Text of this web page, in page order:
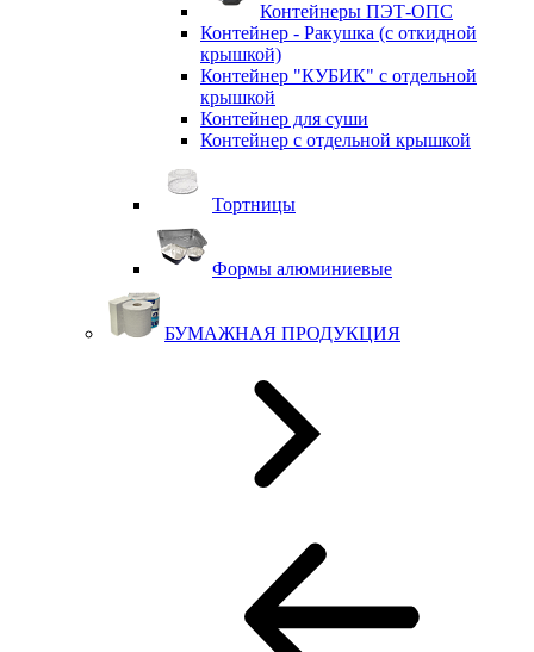
Контейнеры ПЭТ-ОПС
Контейнер - Ракушка (с откидной
крышкой)
Контейнер "КУБИК" с отдельной
крышкой
Контейнер для суши
Контейнер с отдельной крышкой
Тортницы
Формы алюминиевые
БУМАЖНАЯ ПРОДУКЦИЯ